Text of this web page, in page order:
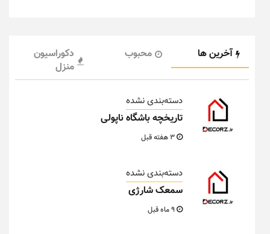
آخرین ها محبوب
دکوراسیون
منزل
دسته‌بندی نشده
تاریخچه باشگاه ناپولی
دسته‌بندی نشده
سمعک شارژی